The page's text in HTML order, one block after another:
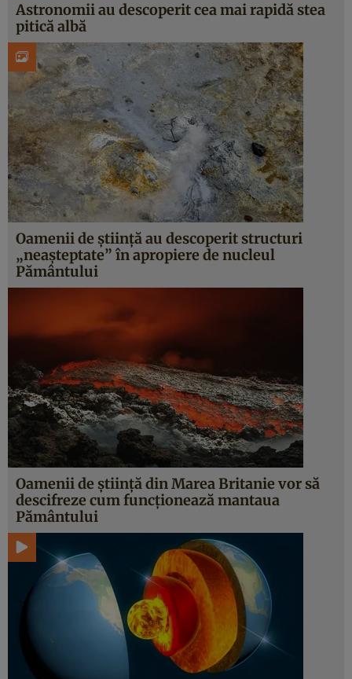
Astronomii au descoperit cea mai rapidă stea
pitică albă
Oamenii de știință au descoperit structuri
„neașteptate” în apropiere de nucleul
Pământului
Oamenii de știință din Marea Britanie vor să
descifreze cum funcționează mantaua
Pământului